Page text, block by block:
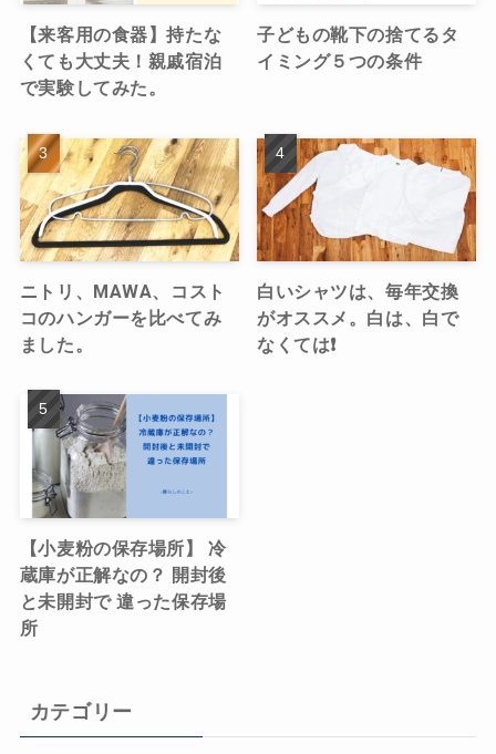
【来客用の食器】持たな
くても大丈夫！親戚宿泊
で実験してみた。
子どもの靴下の捨てるタ
イミング５つの条件
ニトリ、MAWA、コスト
コのハンガーを比べてみ
ました。
白いシャツは、毎年交換
がオススメ。白は、白で
なくては❗️
【小麦粉の保存場所】 冷
蔵庫が正解なの？ 開封後
と未開封で 違った保存場
所
カテゴリー